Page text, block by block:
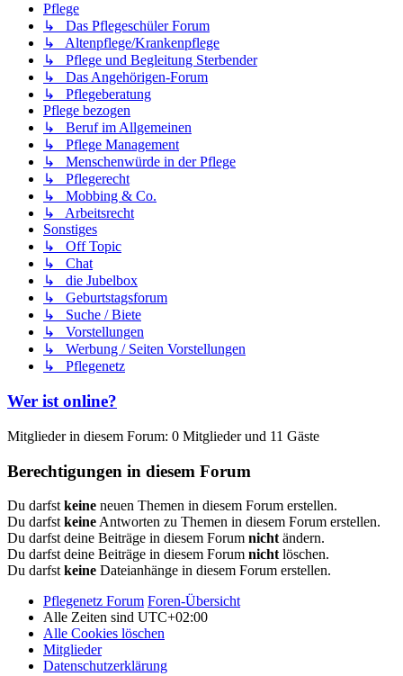
Pflege
↳ Das Pflegeschüler Forum
↳ Altenpflege/Krankenpflege
↳ Pflege und Begleitung Sterbender
↳ Das Angehörigen-Forum
↳ Pflegeberatung
Pflege bezogen
↳ Beruf im Allgemeinen
↳ Pflege Management
↳ Menschenwürde in der Pflege
↳ Pflegerecht
↳ Mobbing & Co.
↳ Arbeitsrecht
Sonstiges
↳ Off Topic
↳ Chat
↳ die Jubelbox
↳ Geburtstagsforum
↳ Suche / Biete
↳ Vorstellungen
↳ Werbung / Seiten Vorstellungen
↳ Pflegenetz
Wer ist online?
Mitglieder in diesem Forum: 0 Mitglieder und 11 Gäste
Berechtigungen in diesem Forum
Du darfst keine neuen Themen in diesem Forum erstellen.
Du darfst keine Antworten zu Themen in diesem Forum erstellen.
Du darfst deine Beiträge in diesem Forum nicht ändern.
Du darfst deine Beiträge in diesem Forum nicht löschen.
Du darfst keine Dateianhänge in diesem Forum erstellen.
Pflegenetz Forum Foren-Übersicht
Alle Zeiten sind UTC+02:00
Alle Cookies löschen
Mitglieder
Datenschutzerklärung